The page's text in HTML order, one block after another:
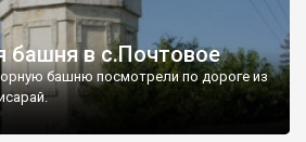
башня в с.Почтовое
башню посмотрели по дороге из